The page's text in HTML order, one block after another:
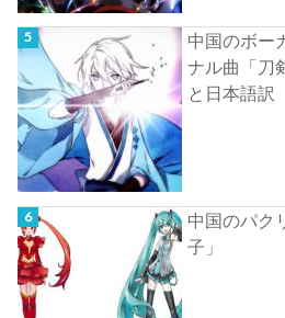
中国のボー
ナル曲「刀
と日本語訳
中国のパク
子」